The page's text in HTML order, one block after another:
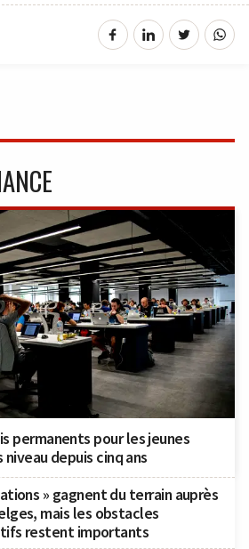
permanents pour les jeunes
depuis cinq ans
» gagnent du terrain auprès
mais les obstacles
restent importants